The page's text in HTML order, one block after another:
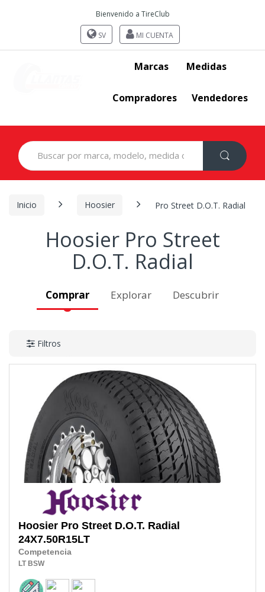
Bienvenido a TireClub
SV MI CUENTA
Marcas Medidas
Compradores Vendedores
Search
for:
Inicio Hoosier Pro Street D.O.T. Radial
Hoosier Pro Street
D.O.T. Radial
Comprar Explorar Descubrir
Filtros
Hoosier Pro Street D.O.T. Radial
24X7.50R15LT
Competencia
LT BSW